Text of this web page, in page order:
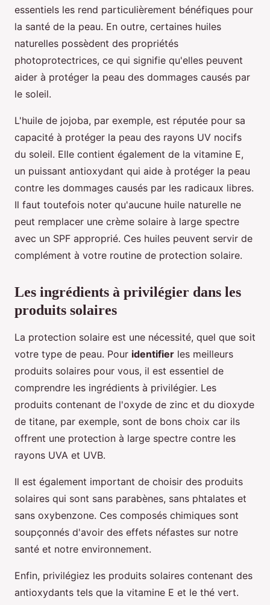
essentiels les rend particulièrement bénéfiques pour
la santé de la peau. En outre, certaines huiles
naturelles possèdent des propriétés
photoprotectrices, ce qui signifie qu'elles peuvent
aider à protéger la peau des dommages causés par
le soleil.
L'huile de jojoba, par exemple, est réputée pour sa
capacité à protéger la peau des rayons UV nocifs
du soleil. Elle contient également de la vitamine E,
un puissant antioxydant qui aide à protéger la peau
contre les dommages causés par les radicaux libres.
Il faut toutefois noter qu'aucune huile naturelle ne
peut remplacer une crème solaire à large spectre
avec un SPF approprié. Ces huiles peuvent servir de
complément à votre routine de protection solaire.
Les ingrédients à privilégier dans les
produits solaires
La protection solaire est une nécessité, quel que soit
votre type de peau. Pour identifier les meilleurs
produits solaires pour vous, il est essentiel de
comprendre les ingrédients à privilégier. Les
produits contenant de l'oxyde de zinc et du dioxyde
de titane, par exemple, sont de bons choix car ils
offrent une protection à large spectre contre les
rayons UVA et UVB.
Il est également important de choisir des produits
solaires qui sont sans parabènes, sans phtalates et
sans oxybenzone. Ces composés chimiques sont
soupçonnés d'avoir des effets néfastes sur notre
santé et notre environnement.
Enfin, privilégiez les produits solaires contenant des
antioxydants tels que la vitamine E et le thé vert.